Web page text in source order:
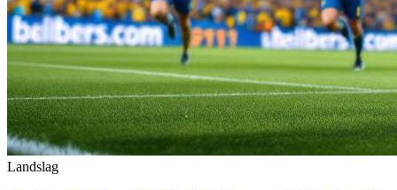
Landslag